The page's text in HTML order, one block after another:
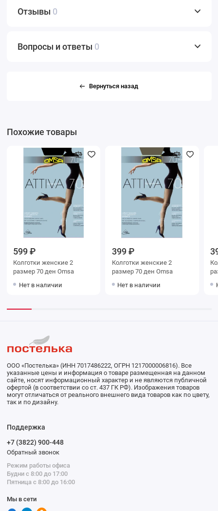
Отзывы 0
Вопросы и ответы 0
Вернуться назад
Похожие товары
599 ₽
Колготки женские 2
размер 70 ден Omsa
Нет в наличии
399 ₽
Колготки женские 2
размер 70 ден Omsa
Нет в наличии
ООО «Постелька» (ИНН 7017486222, ОГРН 1217000006816). Все
указанные цены и информация о товаре размещенная на данном
сайте, носят информационный характер и не являются публичной
офертой (в соответствии со ст. 437 ГК РФ). Изображения товаров
могут отличаться от реального внешнего вида товаров как по цвету,
так и по дизайну.
Поддержка
+7 (3822) 900-448
Обратный звонок
Режим работы офиса
Будни с 8:00 до 17:00
Пятница с 8:00 до 16:00
Мы в сети